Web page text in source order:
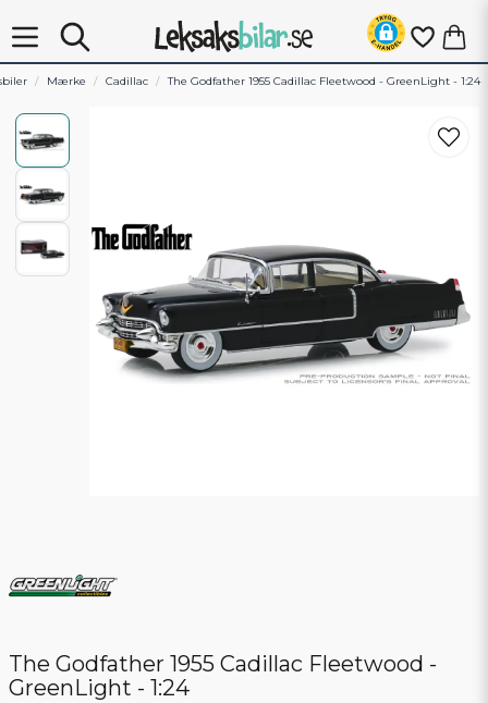
Mærke Cadillac The Godfather 1955 Cadillac Fleetwood - GreenLight - 1:24
The Godfather 1955 Cadillac Fleetwood -
GreenLight - 1:24